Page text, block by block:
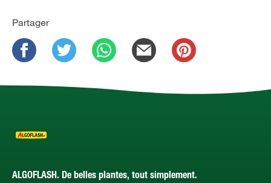
Partager
ALGOFLASH. De belles plantes, tout simplement.